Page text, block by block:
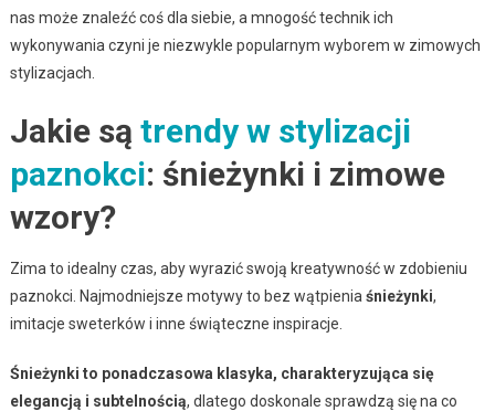
nas może znaleźć coś dla siebie, a mnogość technik ich
wykonywania czyni je niezwykle popularnym wyborem w zimowych
stylizacjach.
Jakie są trendy w stylizacji
paznokci: śnieżynki i zimowe
wzory?
Zima to idealny czas, aby wyrazić swoją kreatywność w zdobieniu
paznokci. Najmodniejsze motywy to bez wątpienia śnieżynki,
imitacje sweterków i inne świąteczne inspiracje.
Śnieżynki to ponadczasowa klasyka, charakteryzująca się
elegancją i subtelnością, dlatego doskonale sprawdzą się na co